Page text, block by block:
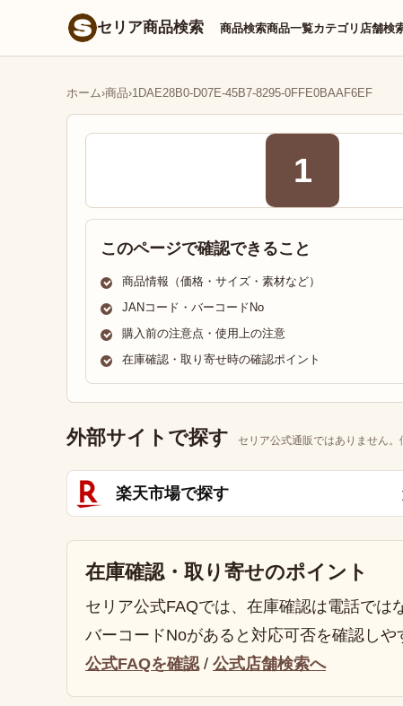
セリア商品検索 商品検索商品一覧カテゴリ 店舗検
ホーム›商品›1DAE28B0-D07E-45B7-8295-0FFE0BAAF6EF
1
このページで確認できること
商品情報（価格・サイズ・素材など）
JANコード・バーコードNo
購入前の注意点・使用上の注意
在庫確認・取り寄せ時の確認ポイント
外部サイトで探す セリア公式通販ではありません
楽天市場で探す
在庫確認・取り寄せのポイント
セリア公式FAQでは、在庫確認は電話で
バーコードNoがあると対応可否を確認しや
公式FAQを確認/ 公式店舗検索へ